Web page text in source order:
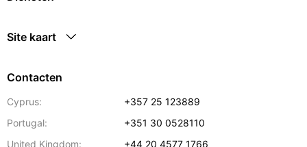
Site kaart
Contacten
Cyprus:
+357 25 123889
Portugal:
+351 30 0528110
United Kingdom:
+44 20 4577 1766